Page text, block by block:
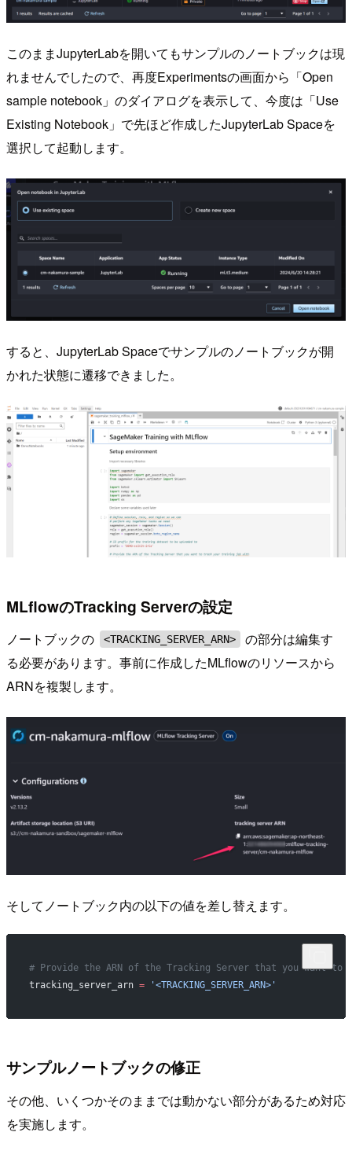
このままJupyterLabを開いてもサンプルのノートブックは現
れませんでしたので、再度Experimentsの画面から「Open
sample notebook」のダイアログを表示して、今度は「Use
Existing Notebook」で先ほど作成したJupyterLab Spaceを
選択して起動します。
すると、JupyterLab Spaceでサンプルのノートブックが開
かれた状態に遷移できました。
MLflowのTracking Serverの設定
ノートブックの <TRACKING_SERVER_ARN>
の部分は編集す
る必要があります。事前に作成したMLflowのリソースから
ARNを複製します。
そしてノートブック内の以下の値を差し替えます。
# Provide the ARN of the Tracking Server that you want
tracking_server_arn = '<TRACKING_SERVER_ARN>'
サンプルノートブックの修正
その他、いくつかそのままでは動かない部分があるため対応
を実施します。